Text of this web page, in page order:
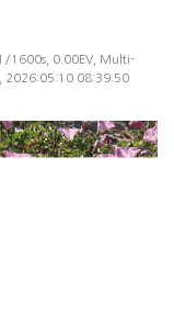
1600s, 0.00EV, Multi-
2026:05:10 08:39:50